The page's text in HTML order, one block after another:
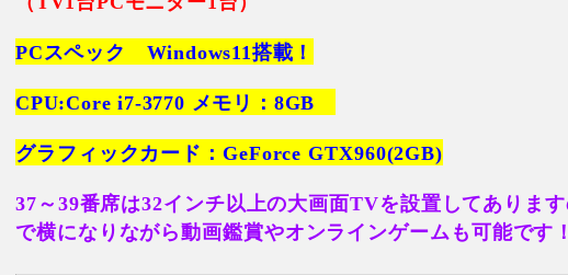
PCスペック Windows11搭載！
CPU:Core i7-3770 メモリ：8GB
グラフィックカード：GeForce GTX960(2GB)
37～39番席は32インチ以上の大画面TVを設置してありま
で横になりながら動画鑑賞やオンラインゲームも可能です